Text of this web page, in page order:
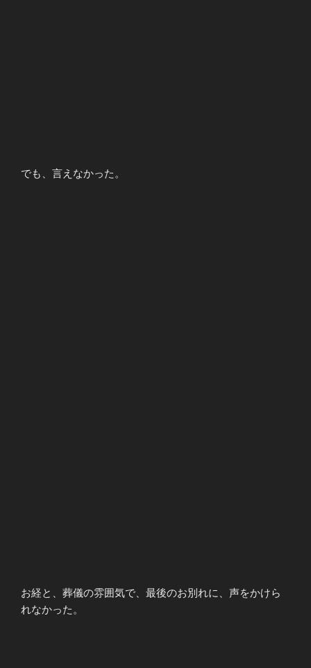
でも、言えなかった。
お経と、葬儀の雰囲気で、最後のお別れに、声をかけら
れなかった。